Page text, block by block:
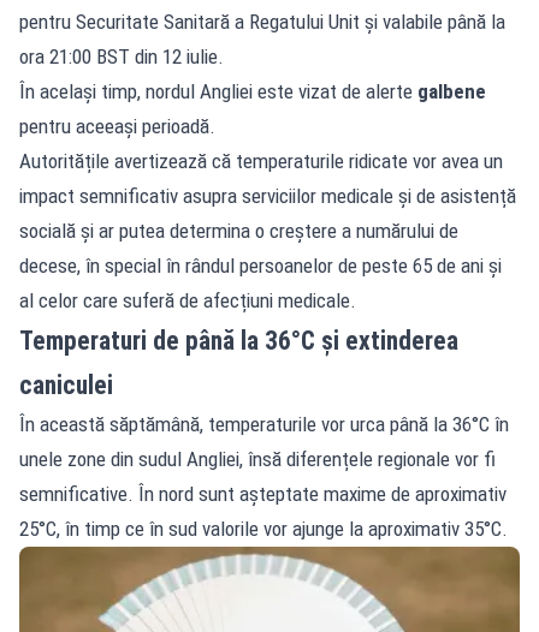
pentru Securitate Sanitară a Regatului Unit și valabile până la
ora 21:00 BST din 12 iulie.
În același timp, nordul Angliei este vizat de alerte galbene
pentru aceeași perioadă.
Autoritățile avertizează că temperaturile ridicate vor avea un
impact semnificativ asupra serviciilor medicale și de asistență
socială și ar putea determina o creștere a numărului de
decese, în special în rândul persoanelor de peste 65 de ani și
al celor care suferă de afecțiuni medicale.
Temperaturi de până la 36°C și extinderea
caniculei
În această săptămână, temperaturile vor urca până la 36°C în
unele zone din sudul Angliei, însă diferențele regionale vor fi
semnificative. În nord sunt așteptate maxime de aproximativ
25°C, în timp ce în sud valorile vor ajunge la aproximativ 35°C.